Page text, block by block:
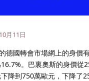
月11日
德國轉會市場網上的身價
。巴裏奧斯的身價
降到750萬歐元，下降了